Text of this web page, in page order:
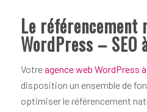
Le référencement
WordPress – SEO
Votreagence web WordPress
disposition un ensemble de
optimiser le référencement